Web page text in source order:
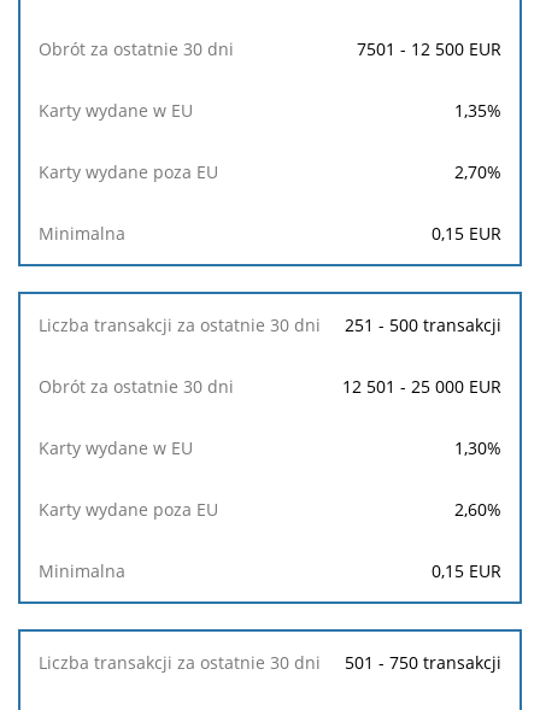
7501 - 12 500 EUR
1,35%
2,70%
0,15 EUR
251 - 500 transakcji
12 501 - 25 000 EUR
1,30%
2,60%
0,15 EUR
501 - 750 transakcji